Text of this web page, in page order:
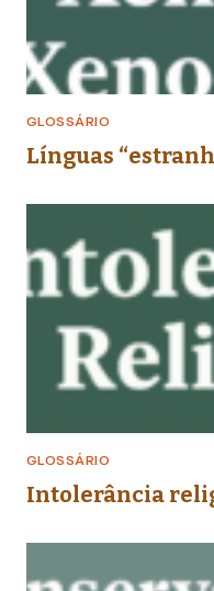
GLOSSÁRIO
Línguas
GLOSSÁRIO
Intolerância